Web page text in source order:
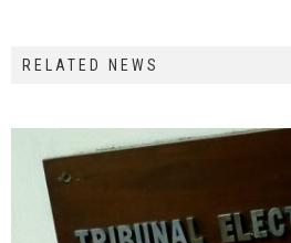
RELATED NEWS